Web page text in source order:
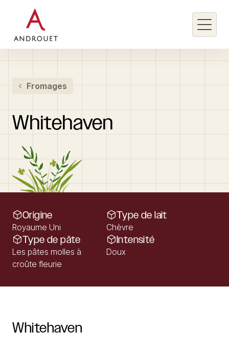
Rechercher un mot clé
Fromages
Whitehaven
Origine
Royaume Uni
Type de lait
Chèvre
Type de pâte
Les pâtes molles à
croûte fleurie
Intensité
Doux
Whitehaven